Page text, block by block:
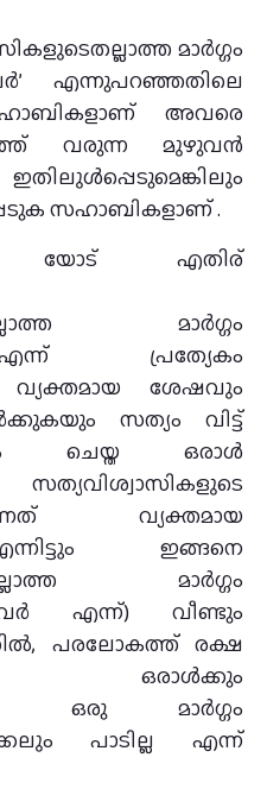
മാര്‍ഗ്ഗം
എന്നുപറഞ്ഞതിലെ
അവരെ
വരുന്ന മുഴുവന്‍
സഹാബികളാണ് .
മാര്‍ഗ്ഗം
പ്രത്യേകം
വ്യക്തമായ ശേഷവും
ചെയ്ത ഒരാള്‍
വ്യക്തമായ
ഇങ്ങനെ
മാര്‍ഗ്ഗം
എന്ന്) വീണ്ടും
പരലോകത്ത് രക്ഷ
ഒരാള്‍ക്കും
ഒരു മാര്‍ഗ്ഗം
പാടില്ല എന്ന്